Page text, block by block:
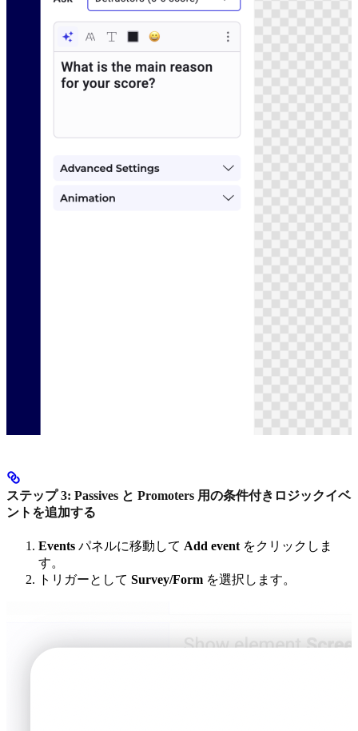
ステップ 3: Passives と Promoters 用の条件付きロジックイベ
ントを追加する
Events パネルに移動して Add event をクリックしま
す。
トリガーとして Survey/Form を選択します。